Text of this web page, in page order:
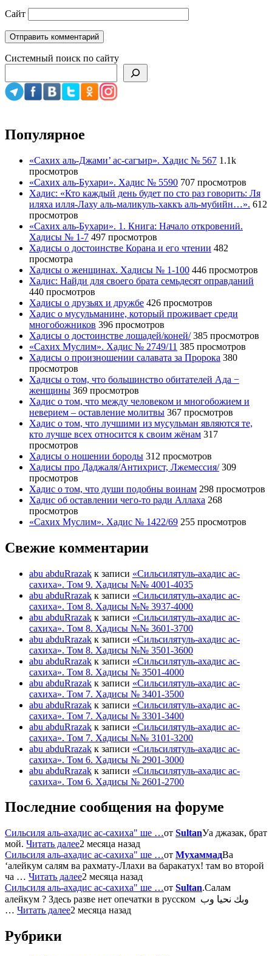
Сайт
Системный поиск по сайту
Популярное
«Сахих аль-Джами’ ас-сагъир». Хадис № 567 1.1k
просмотров
«Сахих аль-Бухари». Хадис № 5590 707 просмотров
Хадис: «Кто каждый день будет по сто раз говорить: Ля
иляха илля-Лаху аль-маликуль-хаккъ аль-мубийн…». 612
просмотров
«Сахих аль-Бухари». 1. Книга: Начало откровений.
Хадисы № 1-7 497 просмотров
Хадисы о достоинстве Корана и его чтении 482
просмотра
Хадисы о женщинах. Хадисы № 1-100 446 просмотров
Хадис: Найди для своего брата семьдесят оправданий
440 просмотров
Хадисы о друзьях и дружбе 426 просмотров
Хадис о мусульманине, который проживает среди
многобожников 396 просмотров
Хадисы о достоинстве лошадей/коней/ 385 просмотров
«Сахих Муслим». Хадис № 2749/11 385 просмотров
Хадисы о произношении салавата за Пророка 380
просмотров
Хадисы о том, что большинство обитателей Ада −
женщины 369 просмотров
Хадис о том, что между человеком и многобожием и
неверием – оставление молитвы 367 просмотров
Хадис о том, что лучшими из мусульман являются те,
кто лучше всех относится к своим жёнам 317
просмотров
Хадисы о ношении бороды 312 просмотров
Хадисы про Даджаля/Антихрист, Лжемессия/ 309
просмотров
Хадис о том, что души подобны воинам 298 просмотров
Хадис об оставлении чего-то ради Аллаха 268
просмотров
«Сахих Муслим». Хадис № 1422/69 255 просмотров
Свежие комментарии
abu abduRrazak к записи «Сильсилятуль-ахадис ас-
сахиха». Том 9. Хадисы №№ 4001-4035
abu abduRrazak к записи «Сильсилятуль-ахадис ас-
сахиха». Том 8. Хадисы №№ 3937-4000
abu abduRrazak к записи «Сильсилятуль-ахадис ас-
сахиха». Том 8. Хадисы №№ 3601-3700
abu abduRrazak к записи «Сильсилятуль-ахадис ас-
сахиха». Том 8. Хадисы №№ 3501-3600
abu abduRrazak к записи «Сильсилятуль-ахадис ас-
сахиха». Том 8. Хадисы № 3501-4000
abu abduRrazak к записи «Сильсилятуль-ахадис ас-
сахиха». Том 7. Хадисы № 3401-3500
abu abduRrazak к записи «Сильсилятуль-ахадис ас-
сахиха». Том 7. Хадисы № 3301-3400
abu abduRrazak к записи «Сильсилятуль-ахадис ас-
сахиха». Том 7. Хадисы №№ 3101-3200
abu abduRrazak к записи «Сильсилятуль-ахадис ас-
сахиха». Том 6. Хадисы № 2901-3000
abu abduRrazak к записи «Сильсилятуль-ахадис ас-
сахиха». Том 6. Хадисы № 2601-2700
Последние сообщения на форуме
Сильсиля аль-ахадис ас-сахиха" ше …от SultanУа джазак, брат
мой. Читать далее2 месяца назад
Сильсиля аль-ахадис ас-сахиха" ше …от МухаммадВа
‘алейкум салям ва рахмату-Ллахи ва баракатух! там во второй
ча … Читать далее2 месяца назад
Сильсиля аль-ахадис ас-сахиха" ше …от Sultan.Салам
алейкум ? Здесь разве нет опечатки в русском وبك نحيا وب
… Читать далее2 месяца назад
Рубрики